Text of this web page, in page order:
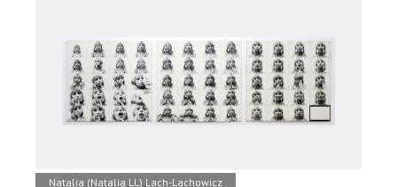
Natalia (Natalia LL) Lach-Lachowicz